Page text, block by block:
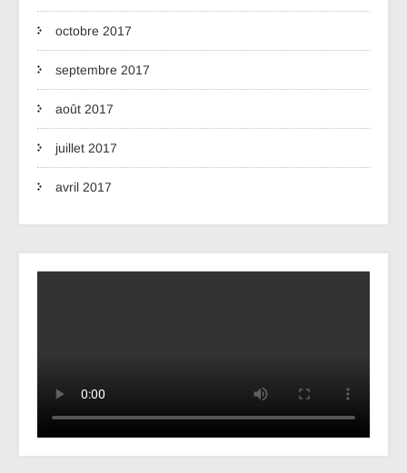
octobre 2017
septembre 2017
août 2017
juillet 2017
avril 2017